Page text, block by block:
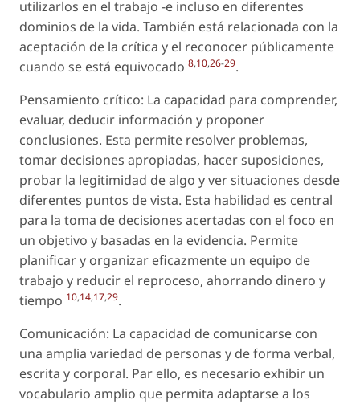
utilizarlos en el trabajo -e incluso en diferentes
dominios de la vida. También está relacionada con la
aceptación de la crítica y el reconocer públicamente
cuando se está equivocado 8,10,26-29.
Pensamiento crítico: La capacidad para comprender,
evaluar, deducir información y proponer
conclusiones. Esta permite resolver problemas,
tomar decisiones apropiadas, hacer suposiciones,
probar la legitimidad de algo y ver situaciones desde
diferentes puntos de vista. Esta habilidad es central
para la toma de decisiones acertadas con el foco en
un objetivo y basadas en la evidencia. Permite
planificar y organizar eficazmente un equipo de
trabajo y reducir el reproceso, ahorrando dinero y
tiempo 10,14,17,29.
Comunicación: La capacidad de comunicarse con
una amplia variedad de personas y de forma verbal,
escrita y corporal. Par ello, es necesario exhibir un
vocabulario amplio que permita adaptarse a los